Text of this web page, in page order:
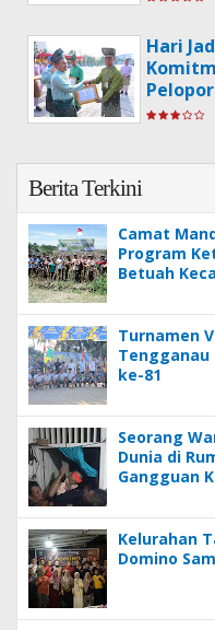
Hari
Berita Terkini
Camat
Program
Betuah
Turnamen
Tengganau
ke-81
Seorang
Dunia di
Gangguan
Kelurahan
Domino